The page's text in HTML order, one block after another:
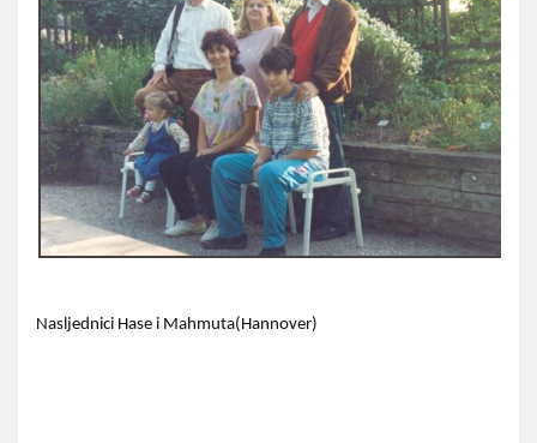
Nasljednici Hase i Mahmuta(Hannover)